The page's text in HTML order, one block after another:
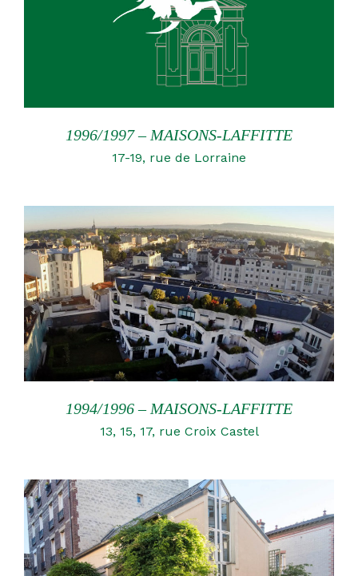
1996/1997 – MAISONS-LAFFITTE
17-19, rue de Lorraine
1994/1996 – MAISONS-LAFFITTE
13, 15, 17, rue Croix Castel